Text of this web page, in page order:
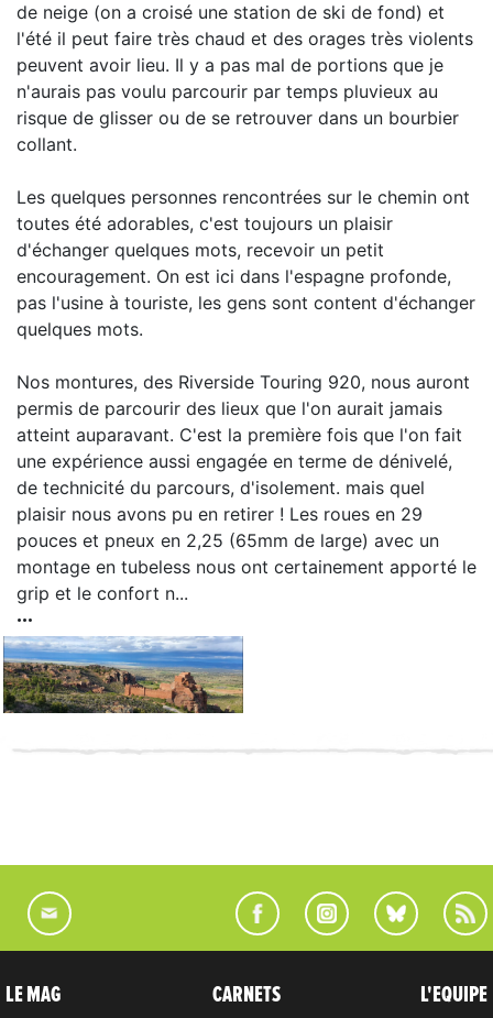
de neige (on a croisé une station de ski de fond) et
l'été il peut faire très chaud et des orages très violents
peuvent avoir lieu. Il y a pas mal de portions que je
n'aurais pas voulu parcourir par temps pluvieux au
risque de glisser ou de se retrouver dans un bourbier
collant.
Les quelques personnes rencontrées sur le chemin ont
toutes été adorables, c'est toujours un plaisir
d'échanger quelques mots, recevoir un petit
encouragement. On est ici dans l'espagne profonde,
pas l'usine à touriste, les gens sont content d'échanger
quelques mots.
Nos montures, des Riverside Touring 920, nous auront
permis de parcourir des lieux que l'on aurait jamais
atteint auparavant. C'est la première fois que l'on fait
une expérience aussi engagée en terme de dénivelé,
de technicité du parcours, d'isolement. mais quel
plaisir nous avons pu en retirer ! Les roues en 29
pouces et pneux en 2,25 (65mm de large) avec un
montage en tubeless nous ont certainement apporté le
grip et le confort n...
LE MAG CARNETS L'EQUIPE